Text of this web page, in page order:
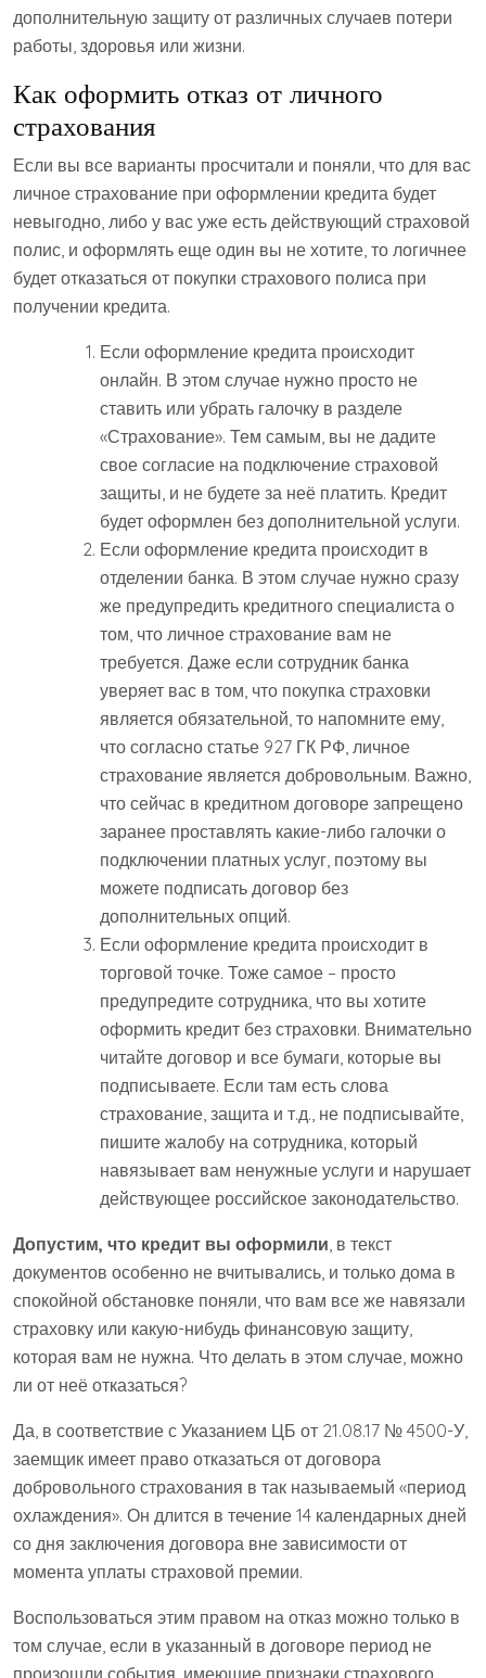
дополнительную защиту от различных случаев потери
работы, здоровья или жизни.
Как оформить отказ от личного
страхования
Если вы все варианты просчитали и поняли, что для вас
личное страхование при оформлении кредита будет
невыгодно, либо у вас уже есть действующий страховой
полис, и оформлять еще один вы не хотите, то логичнее
будет отказаться от покупки страхового полиса при
получении кредита.
Если оформление кредита происходит
онлайн. В этом случае нужно просто не
ставить или убрать галочку в разделе
«Страхование». Тем самым, вы не дадите
свое согласие на подключение страховой
защиты, и не будете за неё платить. Кредит
будет оформлен без дополнительной услуги.
Если оформление кредита происходит в
отделении банка. В этом случае нужно сразу
же предупредить кредитного специалиста о
том, что личное страхование вам не
требуется. Даже если сотрудник банка
уверяет вас в том, что покупка страховки
является обязательной, то напомните ему,
что согласно статье 927 ГК РФ, личное
страхование является добровольным. Важно,
что сейчас в кредитном договоре запрещено
заранее проставлять какие-либо галочки о
подключении платных услуг, поэтому вы
можете подписать договор без
дополнительных опций.
Если оформление кредита происходит в
торговой точке. Тоже самое – просто
предупредите сотрудника, что вы хотите
оформить кредит без страховки. Внимательно
читайте договор и все бумаги, которые вы
подписываете. Если там есть слова
страхование, защита и т.д., не подписывайте,
пишите жалобу на сотрудника, который
навязывает вам ненужные услуги и нарушает
действующее российское законодательство.
Допустим, что кредит вы оформили, в текст
документов особенно не вчитывались, и только дома в
спокойной обстановке поняли, что вам все же навязали
страховку или какую-нибудь финансовую защиту,
которая вам не нужна. Что делать в этом случае, можно
ли от неё отказаться?
Да, в соответствие с Указанием ЦБ от 21.08.17 № 4500-У,
заемщик имеет право отказаться от договора
добровольного страхования в так называемый «период
охлаждения». Он длится в течение 14 календарных дней
со дня заключения договора вне зависимости от
момента уплаты страховой премии.
Воспользоваться этим правом на отказ можно только в
том случае, если в указанный в договоре период не